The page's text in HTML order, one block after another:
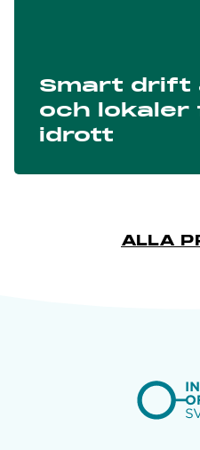
Smart drift
och lokaler
idrott
ALLA